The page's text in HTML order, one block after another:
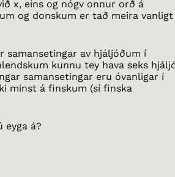
x, eins og nógv onnur orð á
og donskum er tað meira
samansetingar av hjáljóðum í
kunnu tey hava seks
samansetingar eru óvanligar í
minst á finskum (sí finska
á?